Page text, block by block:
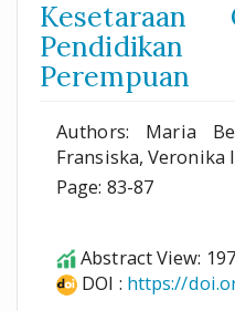
Kesetaraan
Perempuan
Authors: Maria
Fransiska, Veronika
Page: 83-87
Abstract View:
DOI : https://